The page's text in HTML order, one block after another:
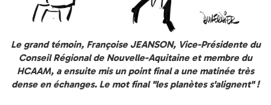
Le grand témoin, Françoise JEANSON, Vice-Présidente du
Conseil Régional de Nouvelle-Aquitaine et membre du
HCAAM, a ensuite mis un point final a une matinée très
dense en échanges. Le mot final "les planètes s'alignent" !